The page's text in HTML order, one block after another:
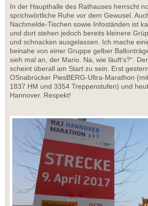
In der Haupthalle des Rathauses herrscht
sprichwörtliche Ruhe vor dem Gewusel.
Nachmelde-Tischen sowie Infoständen ist
und dort stehen jedoch bereits kleinere
und schnacken ausgelassen. Ich mache
beinahe von einer Gruppe gelber
sieh mal an, der Mario. Na, wie läuft's?“.
scheint überall am Start zu sein. Erst
OSnabrücker PiesBERG-Ultra-Marathon
1837 HM und 3354 Treppenstufen) und
Hannover. Respekt!